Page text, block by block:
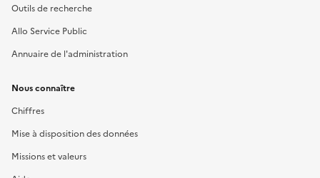
Outils de recherche
Allo Service Public
Annuaire de l'administration
Nous connaître
Chiffres
Mise à disposition des données
Missions et valeurs